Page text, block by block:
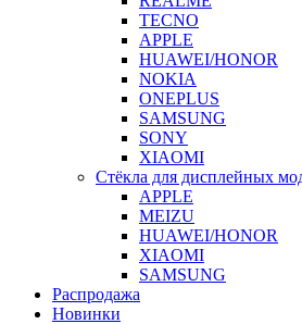
TECNO
APPLE
HUAWEI/HONOR
NOKIA
ONEPLUS
SAMSUNG
SONY
XIAOMI
Стёкла для дисплейных
APPLE
MEIZU
HUAWEI/HONOR
XIAOMI
SAMSUNG
Распродажа
Новинки